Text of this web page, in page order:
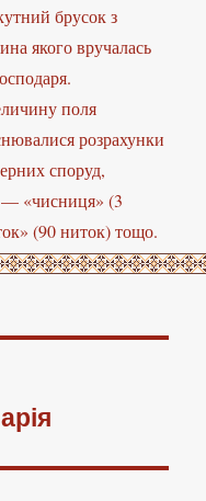
брусок з
якого вручалась
поля
розрахунки
споруд,
— «чисниця» (3
(90 ниток) тощо.